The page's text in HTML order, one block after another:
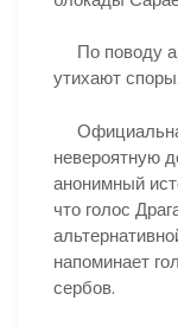
По поводу
утихают споры.
невероятную
анонимный
что голос
напоминает
сербов.